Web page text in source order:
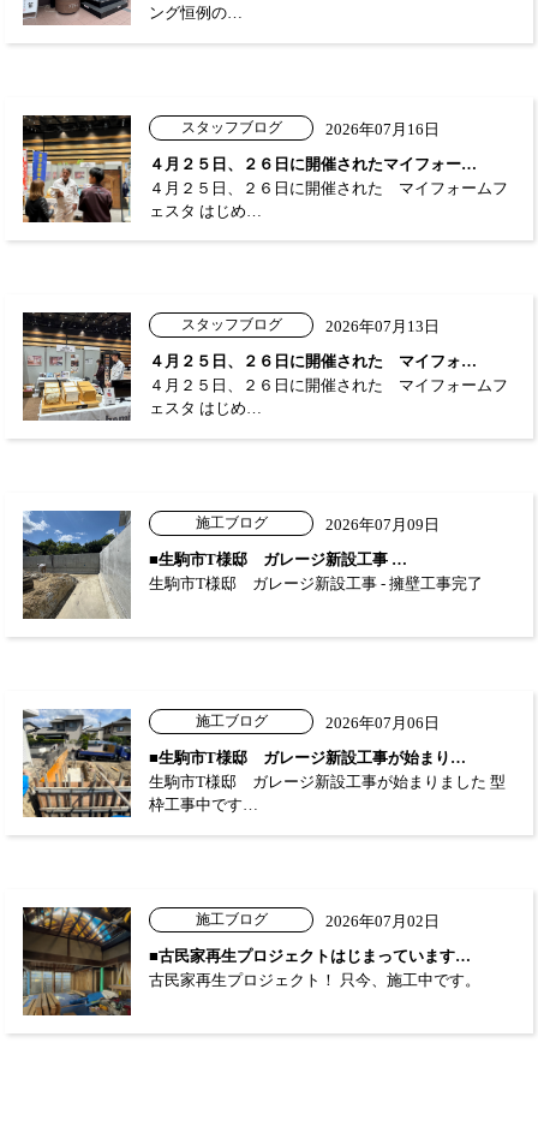
ング恒例の…
スタッフブログ
2026年07月16日
４月２５日、２６日に開催されたマイフォー…
４月２５日、２６日に開催された マイフォームフ
ェスタ はじめ…
スタッフブログ
2026年07月13日
４月２５日、２６日に開催された マイフォ…
４月２５日、２６日に開催された マイフォームフ
ェスタ はじめ…
施工ブログ
2026年07月09日
■生駒市T様邸 ガレージ新設工事 …
生駒市T様邸 ガレージ新設工事 - 擁壁工事完了
施工ブログ
2026年07月06日
■生駒市T様邸 ガレージ新設工事が始まり…
生駒市T様邸 ガレージ新設工事が始まりました 型
枠工事中です…
施工ブログ
2026年07月02日
■古民家再生プロジェクトはじまっています…
古民家再生プロジェクト！ 只今、施工中です。